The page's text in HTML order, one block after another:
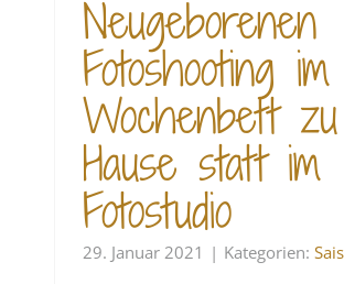
Neugeborenen
Fotoshooting im
Wochenbett zu
Hause statt im
Fotostudio
29. Januar 2021 | Kategorien: